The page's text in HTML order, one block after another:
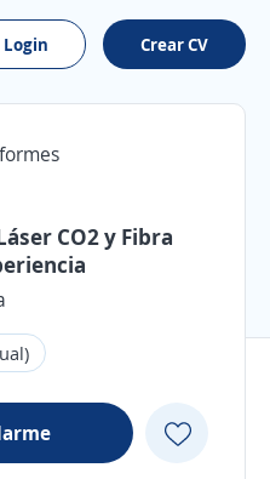
Login Crear CV
CO2 y Fibra